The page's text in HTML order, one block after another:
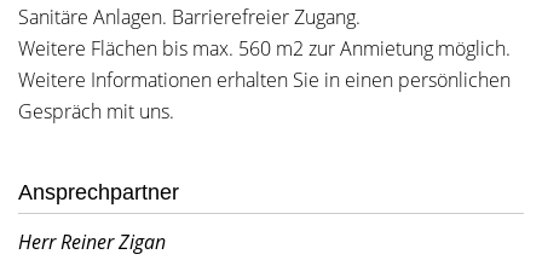
Sanitäre Anlagen. Barrierefreier Zugang.
Weitere Flächen bis max. 560 m2 zur Anmietung möglich.
Weitere Informationen erhalten Sie in einen persönlichen
Gespräch mit uns.
Ansprechpartner
Herr Reiner Zigan